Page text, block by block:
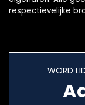
respectievelijke
WORD